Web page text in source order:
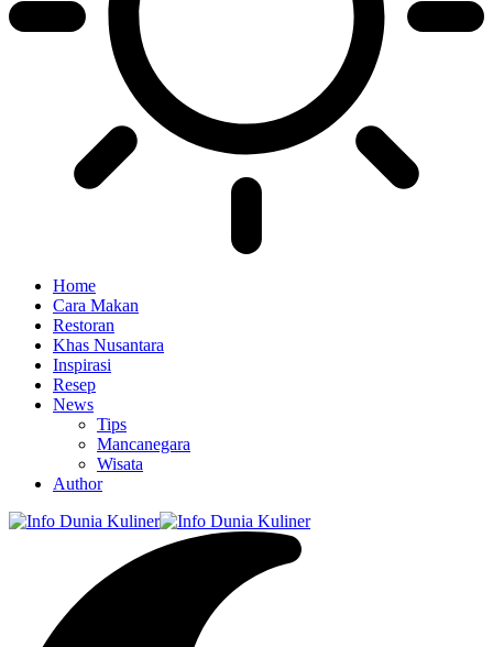
Home
Cara Makan
Restoran
Khas Nusantara
Inspirasi
Resep
News
Tips
Mancanegara
Wisata
Author